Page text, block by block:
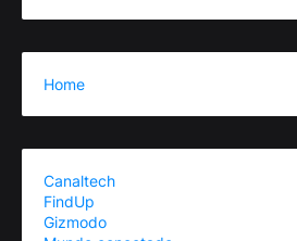
Home
Canaltech
FindUp
Gizmodo